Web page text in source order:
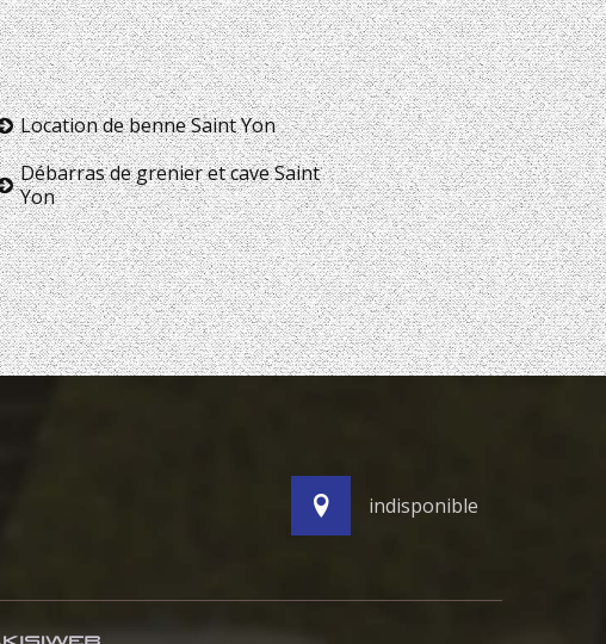
Location de benne Saint Yon
Débarras de grenier et cave Saint
Yon
indisponible